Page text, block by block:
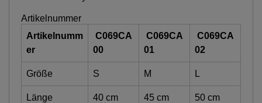
Artikelnummer
Artikelnumm
er
C069CA
00
C069CA
01
C069CA
02
Größe S M L
Länge 40 cm 45 cm 50 cm